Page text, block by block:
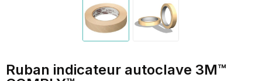
Ruban indicateur autoclave 3M™